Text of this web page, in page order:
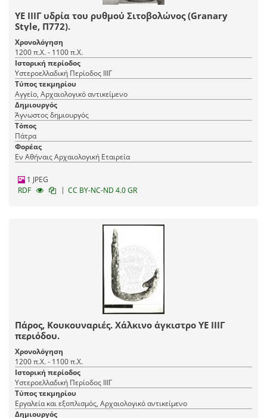
ΥΕ ΙΙΙΓ υδρία του ρυθμού Σιτοβολώνος (Granary
Style, Π772).
Χρονολόγηση
1200 π.Χ. - 1100 π.Χ.
Ιστορική περίοδος
Υστεροελλαδική Περίοδος ΙΙΙΓ
Τύπος τεκμηρίου
Αγγείο, Αρχαιολογικό αντικείμενο
Δημιουργός
Άγνωστος δημιουργός
Τόπος
Πάτρα
Φορέας
Εν Αθήναις Αρχαιολογική Εταιρεία
1 JPEG
RDF
| CC BY-NC-ND 4.0 GR
Πάρος, Κουκουναριές. Χάλκινο άγκιστρο ΥΕ ΙΙΙΓ
περιόδου.
Χρονολόγηση
1200 π.Χ. - 1100 π.Χ.
Ιστορική περίοδος
Υστεροελλαδική Περίοδος ΙΙΙΓ
Τύπος τεκμηρίου
Εργαλεία και εξοπλισμός, Αρχαιολογικό αντικείμενο
Δημιουργός